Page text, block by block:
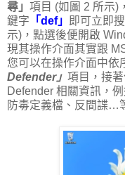
尋」 項目 (如圖 2 所示)
鍵字 「def」
即可立即
示)，點選後便開啟
現其操作介面其實跟
您可以在操作介面中依
Defender」 項目，接
Defender 相關資訊，
防毒定義檔、反間諜…